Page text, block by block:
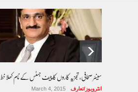
سینئر صحافی، تجزیہ کاروں کا چیف جسٹس کے نام کھلا خط
انٹرویوز/تعارف March 4, 2015